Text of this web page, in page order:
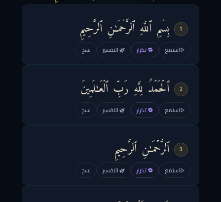
1 بِسۡمِ ٱللَّهِ ٱلرَّحۡمَـٰنِ ٱلرَّحِیمِ
استمع 🔁 تكرار 🌿 التفسير نسخ
2 ٱلۡحَمۡدُ لِلَّهِ رَبِّ ٱلۡعَـٰلَمِینَ
استمع 🔁 تكرار 🌿 التفسير نسخ
3 ٱلرَّحۡمَـٰنِ ٱلرَّحِیمِ
استمع 🔁 تكرار 🌿 التفسير نسخ